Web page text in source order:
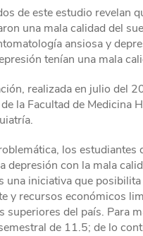
de este estudio revelan
una mala calidad del
ansiosa y
tenían una mala
realizada en julio del
la Facultad de Medicina
los estudiantes
depresión con la mala
una iniciativa que
y recursos económicos
superiores del país. Para
de 11.5; de lo